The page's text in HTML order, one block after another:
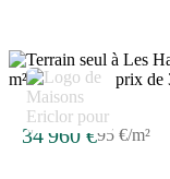
34 960 €95 €/m²